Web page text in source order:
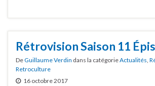
Rétrovision Saison 11
DeGuillaume Verdin dans la catégorieActualités
Retroculture
16 octobre 2017